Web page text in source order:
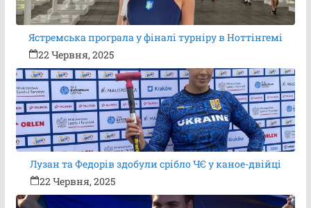
Ястремська програла у фіналі турніру в Ноттінгемі
22 Червня, 2025
Лузан та Федорів здобули срібло ЧЄ у каное-двійці
22 Червня, 2025